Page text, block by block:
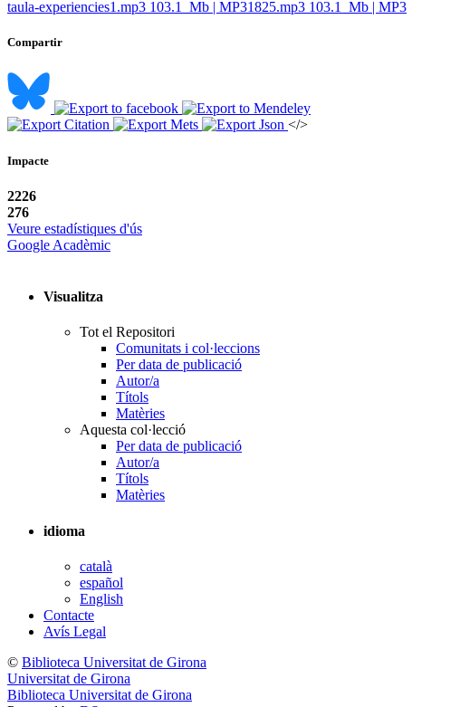
taula-experiencies1.mp3 103.1 Mb | MP31825.mp3 103.1 Mb | MP3
Compartir
</>
Impacte
2226
276
Veure estadístiques d'ús
Google Acadèmic
Visualitza
Tot el Repositori
Comunitats i col·leccions
Per data de publicació
Autor/a
Títols
Matèries
Aquesta col·lecció
Per data de publicació
Autor/a
Títols
Matèries
idioma
català
español
English
Contacte
Avís Legal
© Biblioteca Universitat de Girona
Universitat de Girona
Biblioteca Universitat de Girona